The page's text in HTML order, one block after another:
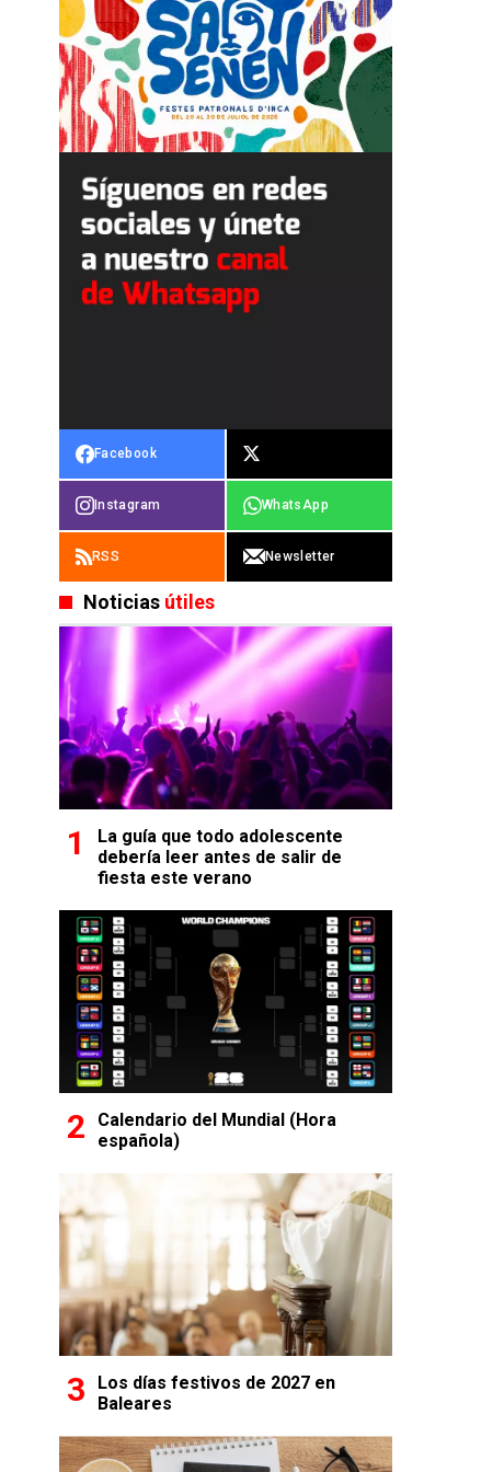
Facebook
Instagram WhatsApp
RSS Newsletter
Noticias útiles
La guía que todo adolescente
debería leer antes de salir de
fiesta este verano
Calendario del Mundial (Hora
española)
Los días festivos de 2027 en
Baleares